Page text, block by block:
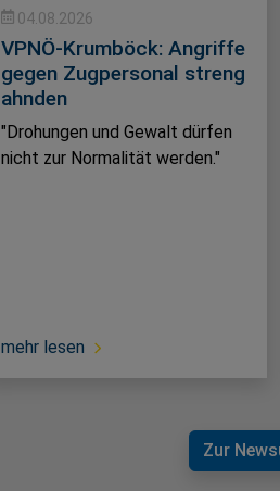
04.08.2026
VPNÖ-Krumböck: Angriffe
gegen Zugpersonal streng
ahnden
"Drohungen und Gewalt dürfen
nicht zur Normalität werden."
mehr lesen
Zur